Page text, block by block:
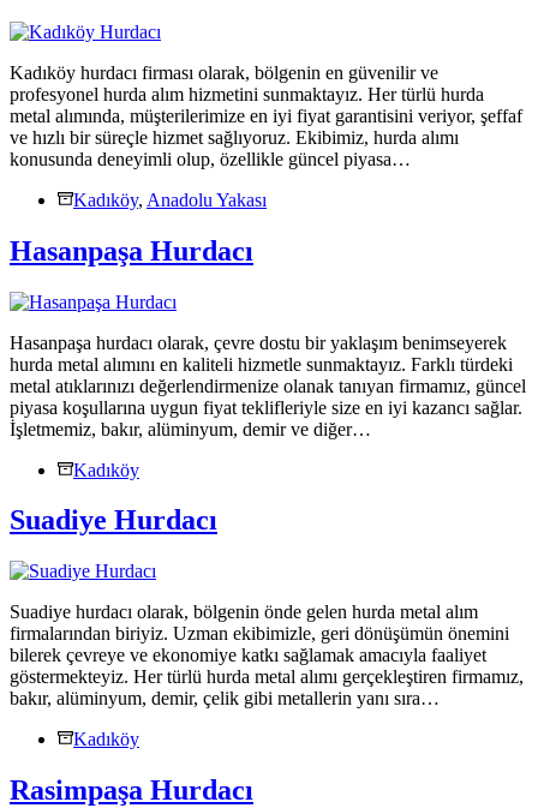
Kadıköy hurdacı firması olarak, bölgenin en güvenilir ve
profesyonel hurda alım hizmetini sunmaktayız. Her türlü hurda
metal alımında, müşterilerimize en iyi fiyat garantisini veriyor, şeffaf
ve hızlı bir süreçle hizmet sağlıyoruz. Ekibimiz, hurda alımı
konusunda deneyimli olup, özellikle güncel piyasa…
Kadıköy, Anadolu Yakası
Hasanpaşa Hurdacı
Hasanpaşa hurdacı olarak, çevre dostu bir yaklaşım benimseyerek
hurda metal alımını en kaliteli hizmetle sunmaktayız. Farklı türdeki
metal atıklarınızı değerlendirmenize olanak tanıyan firmamız, güncel
piyasa koşullarına uygun fiyat teklifleriyle size en iyi kazancı sağlar.
İşletmemiz, bakır, alüminyum, demir ve diğer…
Kadıköy
Suadiye Hurdacı
Suadiye hurdacı olarak, bölgenin önde gelen hurda metal alım
firmalarından biriyiz. Uzman ekibimizle, geri dönüşümün önemini
bilerek çevreye ve ekonomiye katkı sağlamak amacıyla faaliyet
göstermekteyiz. Her türlü hurda metal alımı gerçekleştiren firmamız,
bakır, alüminyum, demir, çelik gibi metallerin yanı sıra…
Kadıköy
Rasimpaşa Hurdacı